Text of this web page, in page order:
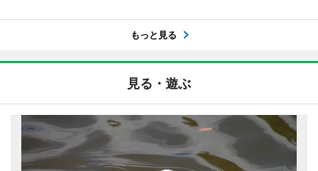
もっと見る
見る・遊ぶ